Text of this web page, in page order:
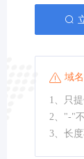
域
1、只
2、"-"
3、长